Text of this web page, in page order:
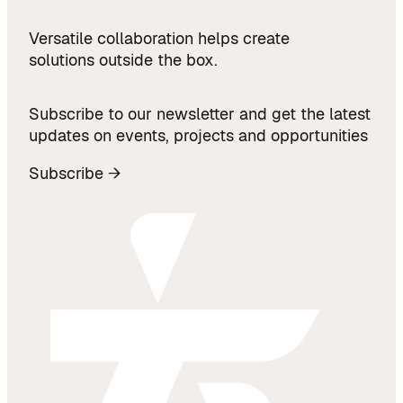
Versatile collaboration helps create
solutions outside the box.
Subscribe to our newsletter and get the latest
updates on events, projects and opportunities
Subscribe →